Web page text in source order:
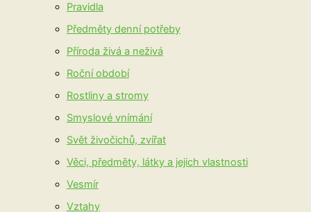
Pravidla
Předměty denní potřeby
Příroda živá a neživá
Roční období
Rostliny a stromy
Smyslové vnímání
Svět živočichů, zvířat
Věci, předměty, látky a jejich vlastnosti
Vesmír
Vztahy